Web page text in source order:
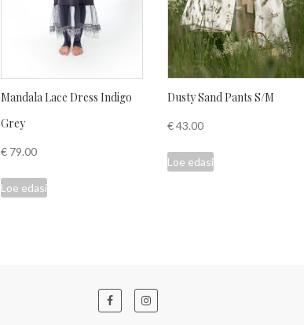
Mandala Lace Dress Indigo
Grey
€ 79.00
Loe edasi
Dusty Sand Pants S/M
€43.00
Loe edasi